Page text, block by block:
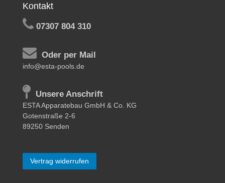
Kontakt
07307 804 310
Oder per Mail
info@esta-pools.de
Unsere Anschrift
ESTA Apparatebau GmbH & Co. KG
Gotenstraße 2-6
89250 Senden
Vertrag widerrufen